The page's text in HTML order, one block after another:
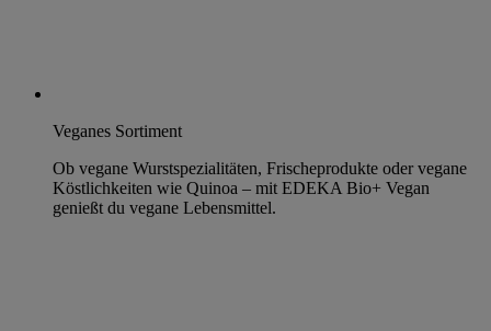
Veganes Sortiment
Ob vegane Wurstspezialitäten, Frischeprodukte oder vegane
Köstlichkeiten wie Quinoa – mit EDEKA Bio+ Vegan
genießt du vegane Lebensmittel.